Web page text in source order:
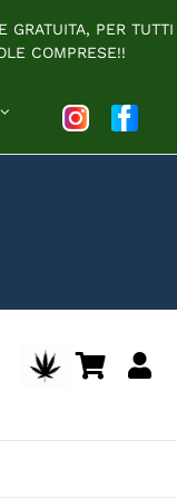
GRATUITA, PER TUTTI
COMPRESE!!